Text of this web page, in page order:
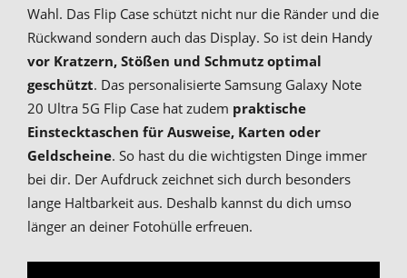
Wahl. Das Flip Case schützt nicht nur die Ränder und die
Rückwand sondern auch das Display. So ist dein Handy
vor Kratzern, Stößen und Schmutz optimal
geschützt. Das personalisierte Samsung Galaxy Note
20 Ultra 5G Flip Case hat zudem praktische
Einstecktaschen für Ausweise, Karten oder
Geldscheine. So hast du die wichtigsten Dinge immer
bei dir. Der Aufdruck zeichnet sich durch besonders
lange Haltbarkeit aus. Deshalb kannst du dich umso
länger an deiner Fotohülle erfreuen.